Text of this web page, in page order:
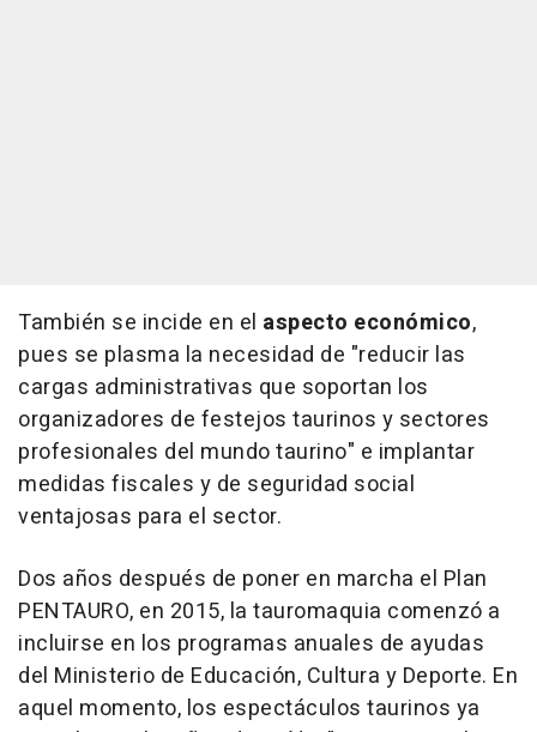
También se incide en el aspecto económico,
pues se plasma la necesidad de "reducir las
cargas administrativas que soportan los
organizadores de festejos taurinos y sectores
profesionales del mundo taurino" e implantar
medidas fiscales y de seguridad social
ventajosas para el sector.
Dos años después de poner en marcha el Plan
PENTAURO, en 2015, la tauromaquia comenzó a
incluirse en los programas anuales de ayudas
del Ministerio de Educación, Cultura y Deporte. En
aquel momento, los espectáculos taurinos ya